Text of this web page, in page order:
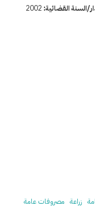
السنة القضائية: 2002
زراعة مصروفات عامة